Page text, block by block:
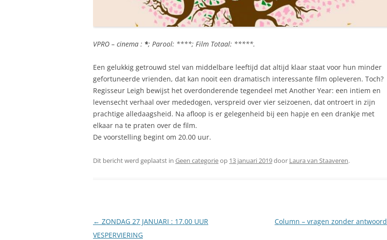
VPRO – cinema : *; Parool: ****; Film Totaal: *****.
Een gelukkig getrouwd stel van middelbare leeftijd dat altijd klaar staat voor hun minder
gefortuneerde vrienden, dat kan nooit een dramatisch interessante film opleveren. Toch?
Regisseur Leigh bewijst het overdonderende tegendeel met Another Year: een intiem en
levensecht verhaal over mededogen, verspreid over vier seizoenen, dat ontroert in zijn
prachtige alledaagsheid. Na afloop is er gelegenheid bij een hapje en een drankje met
elkaar na te praten over de film.
De voorstelling begint om 20.00 uur.
Dit bericht werd geplaatst in Geen categorieop 13 januari 2019door Laura van Staaveren.
Berichtnavigatie
← ZONDAG 27 JANUARI : 17.00 UUR
VESPERVIERING
Column – vragen zonder antwoord